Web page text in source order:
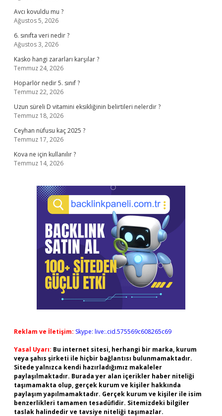
Avcı kovuldu mu ?
Ağustos 5, 2026
6. sınıfta veri nedir ?
Ağustos 3, 2026
Kasko hangi zararları karşılar ?
Temmuz 24, 2026
Hoparlör nedir 5. sınıf ?
Temmuz 22, 2026
Uzun süreli D vitamini eksikliğinin belirtileri nelerdir ?
Temmuz 18, 2026
Ceyhan nüfusu kaç 2025 ?
Temmuz 17, 2026
Kova ne için kullanılır ?
Temmuz 14, 2026
Reklam ve İletişim: Skype: live:.cid.575569c608265c69
Yasal Uyarı: Bu internet sitesi, herhangi bir marka, kurum
veya şahıs şirketi ile hiçbir bağlantısı bulunmamaktadır.
Sitede yalnızca kendi hazırladığımız makaleler
paylaşılmaktadır. Burada yer alan içerikler haber niteliği
taşımamakta olup, gerçek kurum ve kişiler hakkında
paylaşım yapılmamaktadır. Gerçek kurum ve kişiler ile isim
benzerlikleri tamamen tesadüfidir. Sitemizdeki bilgiler
taslak halindedir ve tavsiye niteliği taşımazlar.